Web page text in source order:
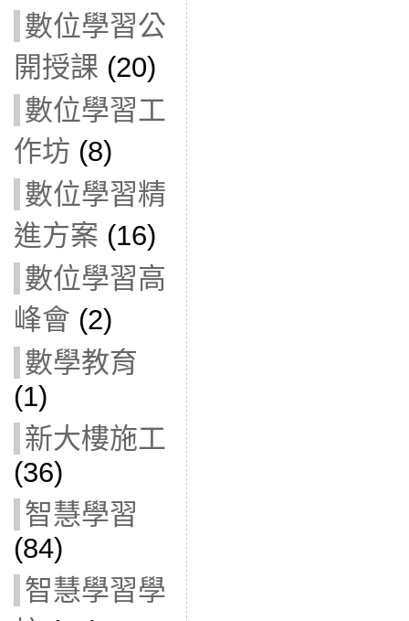
數位學習公
開授課 (20)
數位學習工
作坊 (8)
數位學習精
進方案 (16)
數位學習高
峰會 (2)
數學教育
(1)
新大樓施工
(36)
智慧學習
(84)
智慧學習學